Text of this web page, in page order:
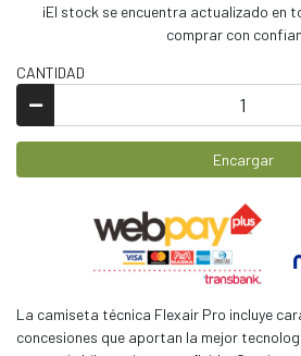
¡El stock se encuentra actualizado en
comprar con
CANTIDAD
Encargar
La camiseta técnica Flexair Pro incluye
concesiones que aportan la mejor